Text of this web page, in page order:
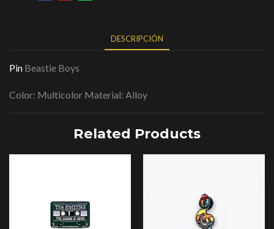
DESCRIPCIÓN
Pin Beastie Boys
Color: Multicolor Material: Alloy
Related Products